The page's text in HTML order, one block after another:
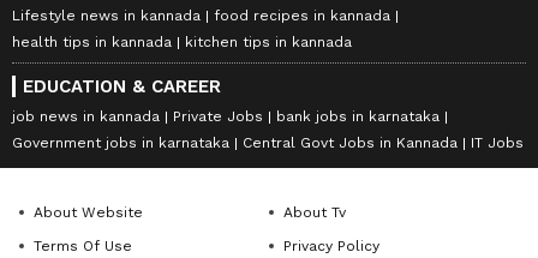
Lifestyle news in kannada
food recipes in kannada
health tips in kannada
kitchen tips in kannada
EDUCATION & CAREER
job news in kannada Private Jobs
bank jobs in karnataka
Government jobs in karnataka
Central Govt Jobs in Kannada IT Jobs
About Website
About Tv
Terms Of Use
Privacy Policy